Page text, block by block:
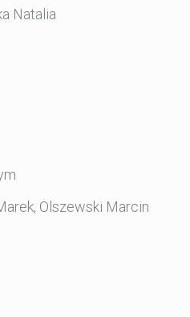
Natalia
Olszewski Marcin